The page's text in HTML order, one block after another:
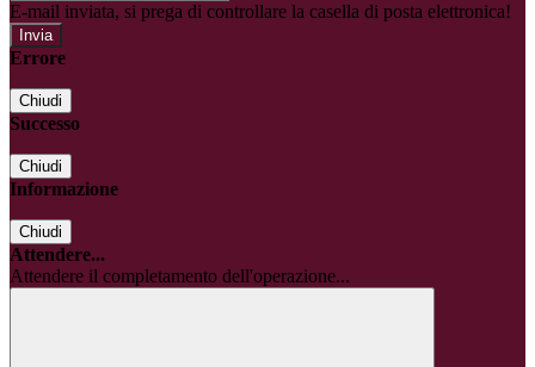
E-mail inviata, si prega di controllare la casella di posta elettronica!
Errore
Chiudi
Successo
Chiudi
Informazione
Chiudi
Attendere...
Attendere il completamento dell'operazione...